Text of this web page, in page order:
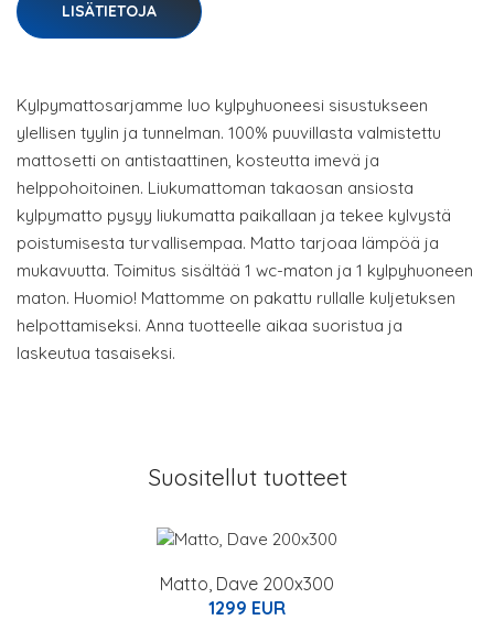
LISÄTIETOJA
Kylpymattosarjamme luo kylpyhuoneesi sisustukseen
ylellisen tyylin ja tunnelman. 100% puuvillasta valmistettu
mattosetti on antistaattinen, kosteutta imevä ja
helppohoitoinen. Liukumattoman takaosan ansiosta
kylpymatto pysyy liukumatta paikallaan ja tekee kylvystä
poistumisesta turvallisempaa. Matto tarjoaa lämpöä ja
mukavuutta. Toimitus sisältää 1 wc-maton ja 1 kylpyhuoneen
maton. Huomio! Mattomme on pakattu rullalle kuljetuksen
helpottamiseksi. Anna tuotteelle aikaa suoristua ja
laskeutua tasaiseksi.
Suositellut tuotteet
Matto, Dave 200x300
1299 EUR